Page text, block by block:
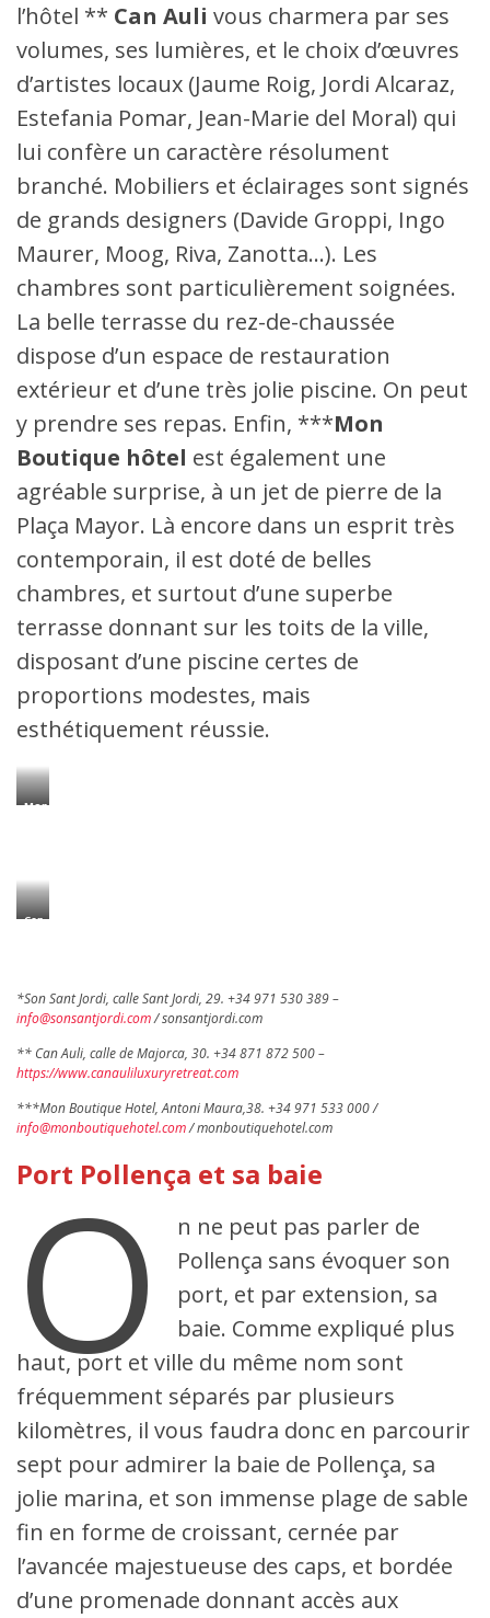
l’hôtel ** Can Auli vous charmera par ses
volumes, ses lumières, et le choix d’œuvres
d’artistes locaux (Jaume Roig, Jordi Alcaraz,
Estefania Pomar, Jean-Marie del Moral) qui
lui confère un caractère résolument
branché. Mobiliers et éclairages sont signés
de grands designers (Davide Groppi, Ingo
Maurer, Moog, Riva, Zanotta…). Les
chambres sont particulièrement soignées.
La belle terrasse du rez-de-chaussée
dispose d’un espace de restauration
extérieur et d’une très jolie piscine. On peut
y prendre ses repas. Enfin, ***Mon
Boutique hôtel est également une
agréable surprise, à un jet de pierre de la
Plaça Mayor. Là encore dans un esprit très
contemporain, il est doté de belles
chambres, et surtout d’une superbe
terrasse donnant sur les toits de la ville,
disposant d’une piscine certes de
proportions modestes, mais
esthétiquement réussie.
Mon
Can
*Son Sant Jordi, calle Sant Jordi, 29. +34 971 530 389 –
info@sonsantjordi.com/ sonsantjordi.com
** Can Auli, calle de Majorca, 30. +34 871 872 500 –
https://www.canauliluxuryretreat.com
***Mon Boutique Hotel, Antoni Maura,38. +34 971 533 000 /
info@monboutiquehotel.com/ monboutiquehotel.com
Port Pollença et sa baie
O
n ne peut pas parler de
Pollença sans évoquer son
port, et par extension, sa
baie. Comme expliqué plus
haut, port et ville du même nom sont
fréquemment séparés par plusieurs
kilomètres, il vous faudra donc en parcourir
sept pour admirer la baie de Pollença, sa
jolie marina, et son immense plage de sable
fin en forme de croissant, cernée par
l’avancée majestueuse des caps, et bordée
d’une promenade donnant accès aux